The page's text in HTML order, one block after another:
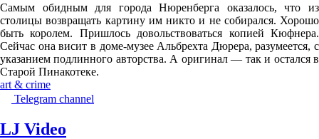
Самым обидным для города Нюренберга оказалось, что из
столицы возвращать картину им никто и не собирался. Хорошо
быть королем. Пришлось довольствоваться копией Кюфнера.
Сейчас она висит в доме-музее Альбрехта Дюрера, разумеется, с
указанием подлинного авторства. А оригинал — так и остался в
Старой Пинакотеке.
art & crime
Telegram channel
LJ Video